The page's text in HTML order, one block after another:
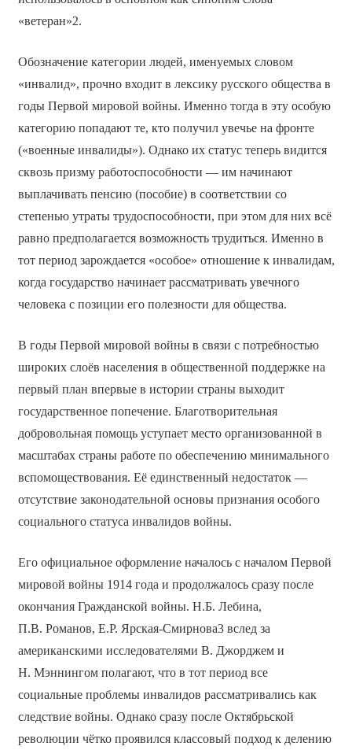
«ветеран»2.
Обозначение категории людей, именуемых словом
«инвалид», прочно входит в лексику русского общества в
годы Первой мировой войны. Именно тогда в эту особую
категорию попадают те, кто получил увечье на фронте
(«военные инвалиды»). Однако их статус теперь видится
сквозь призму работоспособности — им начинают
выплачивать пенсию (пособие) в соответствии со
степенью утраты трудоспособности, при этом для них всё
равно предполагается возможность трудиться. Именно в
тот период зарождается «особое» отношение к инвалидам,
когда государство начинает рассматривать увечного
человека с позиции его полезности для общества.
В годы Первой мировой войны в связи с потребностью
широких слоёв населения в общественной поддержке на
первый план впервые в истории страны выходит
государственное попечение. Благотворительная
добровольная помощь уступает место организованной в
масштабах страны работе по обеспечению минимального
вспомоществования. Её единственный недостаток —
отсутствие законодательной основы признания особого
социального статуса инвалидов войны.
Его официальное оформление началось с началом Первой
мировой войны 1914 года и продолжалось сразу после
окончания Гражданской войны. Н.Б. Лебина,
П.В. Романов, Е.Р. Ярская-Смирнова3 вслед за
американскими исследователями В. Джорджем и
Н. Мэннингом полагают, что в тот период все
социальные проблемы инвалидов рассматривались как
следствие войны. Однако сразу после Октябрьской
революции чётко проявился классовый подход к делению